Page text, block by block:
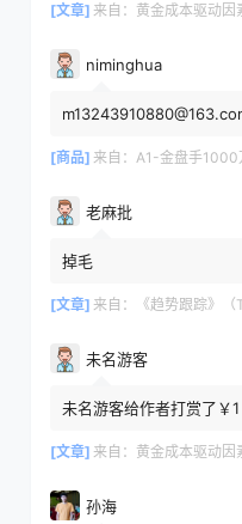
[文章] 来自： 黄金成本驱动因
niminghua
[商品] 来自： A1-金盘手1000万限
老麻批
掉毛
[文章] 来自： 《趋势跟踪》
未名游客
未名游客给作者打赏了￥1
[文章] 来自： 黄金成本驱动因
孙海